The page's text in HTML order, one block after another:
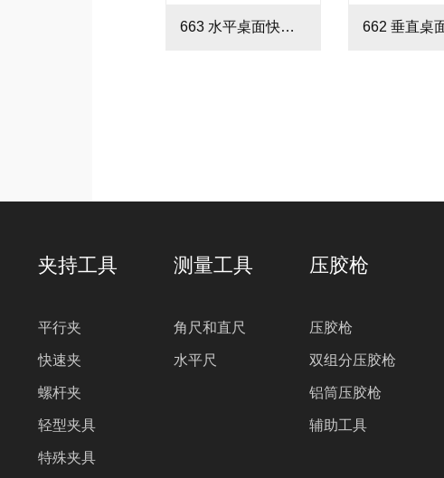
663 水平桌面快速夹
夹持工具
平行夹
快速夹
螺杆夹
轻型夹具
特殊夹具
测量工具
角尺和直尺
水平尺
压胶枪
压胶枪
双组分压胶枪
铝筒压胶枪
辅助工具